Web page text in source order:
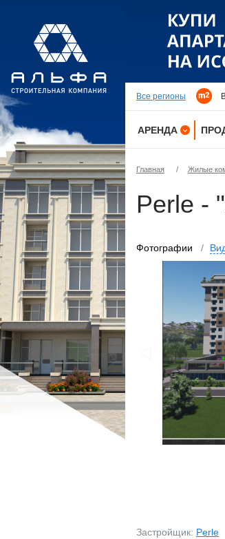
Все регионы
АРЕНДА
КОМНАТЫ
ОФИСЫ
ПРОМБАЗЫ
ПРОЧЕЕ
ВОЗЬМУ В
Главная / Жилые
Perle -
Фотографии /
Застройщик: Perle